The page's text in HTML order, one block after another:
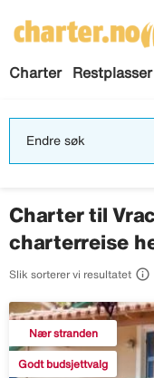
Charter Restplasser
Endre søk
Charter til
charterreise
Slik sorterer vi resultatet 
Nær stranden
Godt budsjettvalg